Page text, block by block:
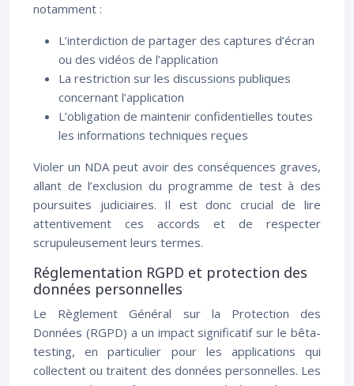
notamment :
L’interdiction de partager des captures d’écran
ou des vidéos de l’application
La restriction sur les discussions publiques
concernant l’application
L’obligation de maintenir confidentielles toutes
les informations techniques reçues
Violer un NDA peut avoir des conséquences graves,
allant de l’exclusion du programme de test à des
poursuites judiciaires. Il est donc crucial de lire
attentivement ces accords et de respecter
scrupuleusement leurs termes.
Réglementation RGPD et protection des
données personnelles
Le Règlement Général sur la Protection des
Données (RGPD) a un impact significatif sur le bêta-
testing, en particulier pour les applications qui
collectent ou traitent des données personnelles. Les